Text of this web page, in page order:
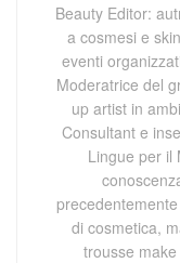
Beauty Editor:
a cosmesi e
eventi
Moderatrice del
up artist in
Consultant e
Lingue per il
di cosmetica,
trousse